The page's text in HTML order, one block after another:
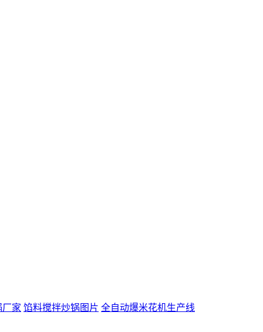
厂家 馅料搅拌炒锅图片 全自动爆米花机生产线